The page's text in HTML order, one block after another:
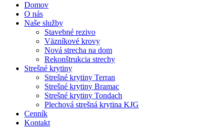
Domov
O nás
Naše služby
Stavebné rezivo
Väzníkové krovy
Nová strecha na dom
Rekonštrukcia strechy
Strešné krytiny
Strešné krytiny Terran
Strešné krytiny Bramac
Strešné krytiny Tondach
Plechová strešná krytina KJG
Cenník
Kontakt